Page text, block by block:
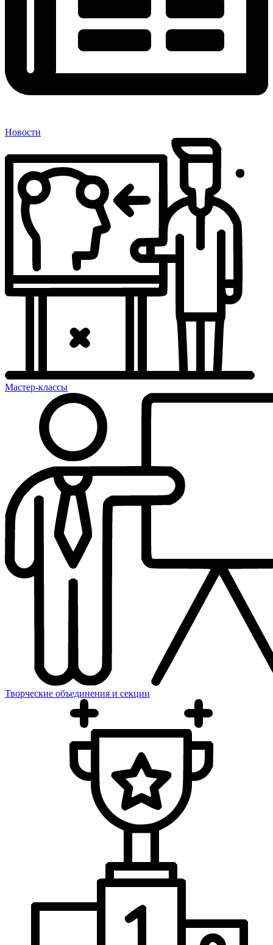
Новости
Мастер-классы
Творческие объединения и секции